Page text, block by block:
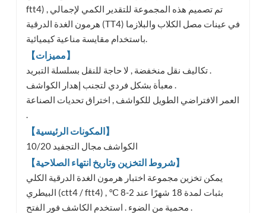
ftt4) , تم تصميم هذه المجموعة للتقدير الكمي لإجمالي
هرمون الغدة الدرقية (TT4) في عينات مصل الكلاب والبلازما
باستخدام مقايسة مناعية كيميائية.
【مميزات】
تكاليف نقل منخفضة , لا حاجة للنقل بسلسلة التبريد .
معبأة بشكل فردي لتجنب إهدار الكواشف .
العمر الافتراضي الطويل للكواشف , اختراق تحديات الصناعة
.
【المكونات الرئيسية】
10/20 الكواشف مجال التجفيد
【شروط التخزين وتاريخ انتهاء الصلاحية】
يمكن تخزين مجموعة اختبار هرمون الغدة الدرقية الكلي
البيطري (ctt4 / ftt4) بثبات لمدة 18 شهرًا عند 2-8 ℃ ,
محمية من الضوء . استخدم الكاشف فور الفتح .